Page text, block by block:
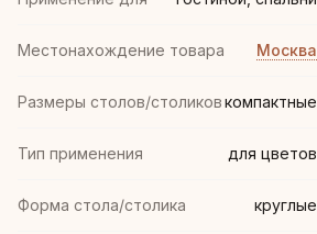
Местонахождение товара Москва
Размеры столов/столиковкомпактные
Тип применения для цветов
Форма стола/столика круглые